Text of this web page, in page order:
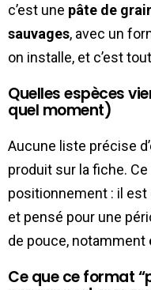
c’est une pâte de
sauvages, avec un
on installe, et c’est
Quelles espèces
quel moment)
Aucune liste précise
produit sur la fiche. Ce
positionnement : il est
et pensé pour une
de pouce, notamment
Ce que ce format